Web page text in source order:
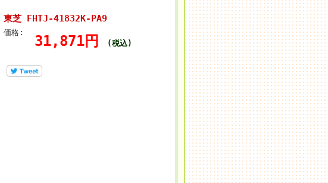
東芝 FHTJ-41832K-PA9
価格:
31,871円 (税込)